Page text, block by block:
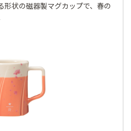
形状の磁器製マグカップで、春の